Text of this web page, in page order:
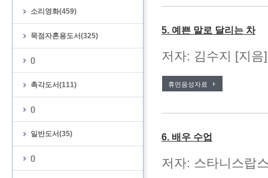
소리영화(459)
묵점자혼용도서(325)
()
촉각도서(111)
()
일반도서(35)
()
5. 예쁜 말로 달리는 차
저자: 김수지 [지
휴먼음성자료
6. 배우 수업
저자: 스타니스랍